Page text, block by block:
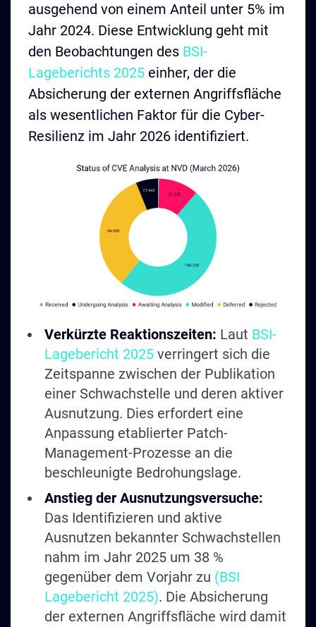
ausgehend von einem Anteil unter 5% im
Jahr 2024. Diese Entwicklung geht mit
den Beobachtungen des BSI-
Lageberichts 2025 einher, der die
Absicherung der externen Angriffsfläche
als wesentlichen Faktor für die Cyber-
Resilienz im Jahr 2026 identifiziert.
Verkürzte Reaktionszeiten: Laut BSI-
Lagebericht 2025 verringert sich die
Zeitspanne zwischen der Publikation
einer Schwachstelle und deren aktiver
Ausnutzung. Dies erfordert eine
Anpassung etablierter Patch-
Management-Prozesse an die
beschleunigte Bedrohungslage.
Anstieg der Ausnutzungsversuche:
Das Identifizieren und aktive
Ausnutzen bekannter Schwachstellen
nahm im Jahr 2025 um 38 %
gegenüber dem Vorjahr zu (BSI
Lagebericht 2025). Die Absicherung
der externen Angriffsfläche wird damit